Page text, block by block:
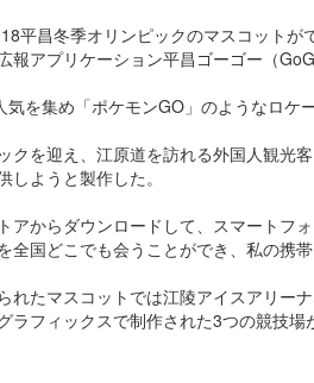
平昌冬季オリンピックのマスコット
報アプリケーション平昌ゴーゴー（
を集め「ポケモンGO」のようなロケ
クを迎え、江原道を訪れる外国人観光
ようと製作した。
アからダウンロードして、スマートフ
全国どこでも会うことができ、私の携
れたマスコットでは江陵アイスアリー
ラフィックスで制作された3つの競技